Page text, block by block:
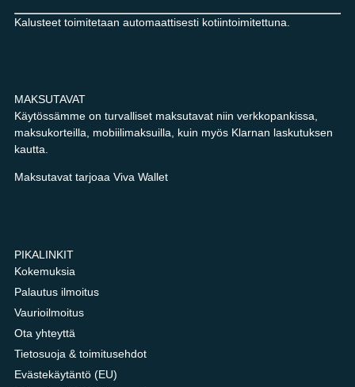
Kalusteet toimitetaan automaattisesti kotiintoimitettuna.
MAKSUTAVAT
Käytössämme on turvalliset maksutavat niin verkkopankissa,
maksukorteilla, mobiilimaksuilla, kuin myös Klarnan laskutuksen
kautta.
Maksutavat tarjoaa Viva Wallet
PIKALINKIT
Kokemuksia
Palautus ilmoitus
Vaurioilmoitus
Ota yhteyttä
Tietosuoja & toimitusehdot
Evästekäytäntö (EU)